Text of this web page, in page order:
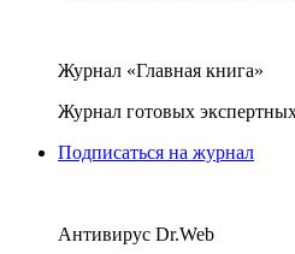
Журнал «Главная книга»
Журнал готовых
Подписаться на журнал
Антивирус Dr.Web